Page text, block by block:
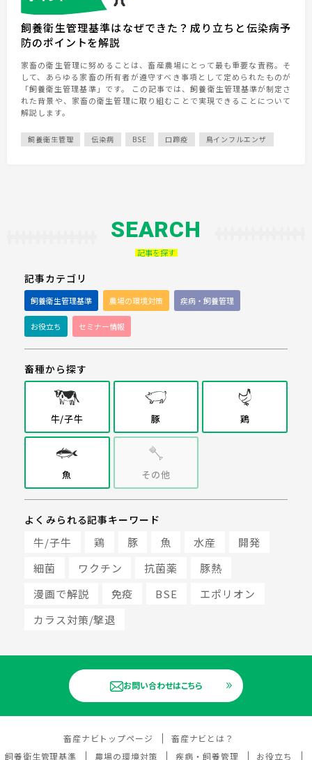
飼養衛生管理基準はなぜできた？成り立ちと伝染病予
防のポイントを解説
家畜の衛生管理に努めることは、畜産農場にとって最も重要な責務。そ
して、あらゆる家畜の所有者が遵守すべき事項として定められたものが
「飼養衛生管理基準」です。 この記事では、飼養衛生管理基準が制定さ
れた背景や、家畜の衛生管理に取り組むことで実現できることについて
解説します。
飼養衛生管理 伝染病 BSE 口蹄疫 鳥インフルエンザ
SEARCH
記事を探す
記事カテゴリ
飼養衛生管理基準 農場の環境対策 疾病・飼養管理
お役立ち セミナー情報
畜種から探す
牛/子牛 豚 鶏
魚 その他
よくみられる記事キーワード
牛/子牛 鶏 豚 魚 水産
開発
細菌
ワクチン 抗菌薬
豚熱
漫画で解説
免疫 BSE
エポリオン
カラス対策/撃退
お問い合わせはこちら
畜産ナビトップページ
畜産ナビとは？
飼養衛生管理基準
農場の環境対策 疾病・飼養管理 お役立ち